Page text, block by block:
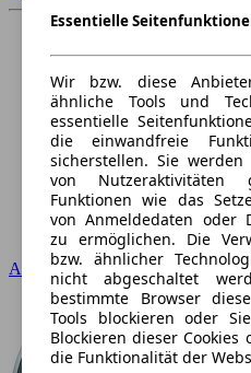
Audi
Essentielle
Wir bzw. diese
ähnliche Tools und
essentielle
die einwandfreie
sicherstellen. Sie
von
Funktionen wie das
von Anmeldedaten oder
zu ermöglichen. Die
bzw. ähnlicher
nicht abgeschaltet
bestimmte Browser
Tools blockieren oder
Blockieren dieser Cookies
die Funktionalität der